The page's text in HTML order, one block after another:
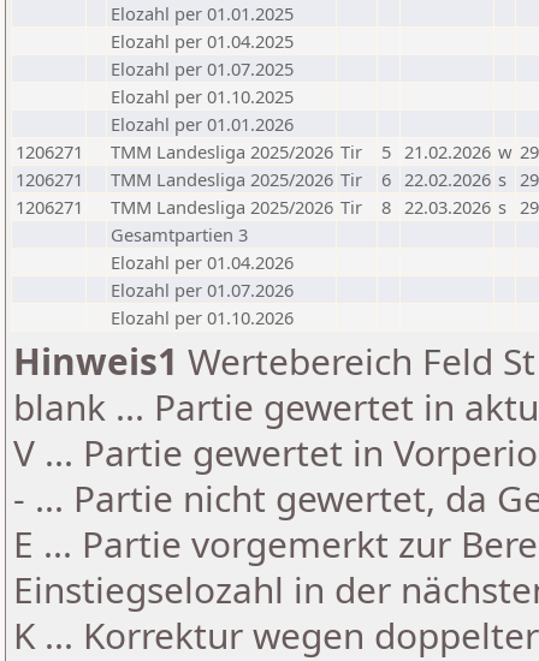
Elozahl per 01.01.2025
Elozahl per 01.04.2025
Elozahl per 01.07.2025
Elozahl per 01.10.2025
Elozahl per 01.01.2026
1206271
TMM Landesliga 2025/2026 Tir 5 21.02.2026 w
1206271
TMM Landesliga 2025/2026 Tir 6 22.02.2026 s
1206271
TMM Landesliga 2025/2026 Tir 8 22.03.2026 s
Gesamtpartien 3
Elozahl per 01.04.2026
Elozahl per 01.07.2026
Elozahl per 01.10.2026
Hinweis1 Wertebereich Feld
blank ... Partie gewertet in
V ... Partie gewertet in
- ... Partie nicht gewertet, da
E ... Partie vorgemerkt zur
Einstiegselozahl in der
K ... Korrektur wegen